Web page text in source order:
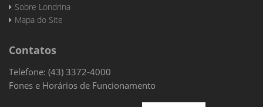
Sobre Londrina
Mapa do Site
Contatos
Telefone: (43) 3372-4000
Fones e Horários de Funcionamento